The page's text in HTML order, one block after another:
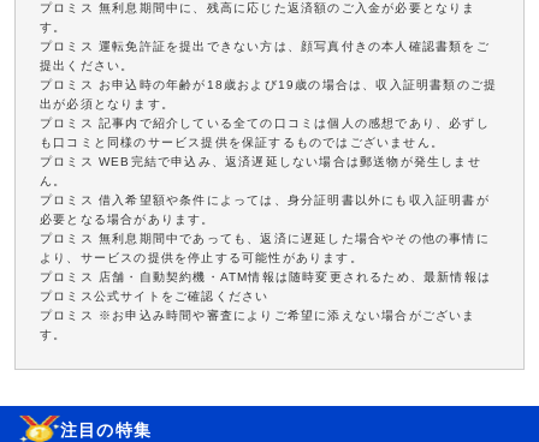
プロミス 無利息期間中に、残高に応じた返済額のご入金が必要となりま
す。
プロミス 運転免許証を提出できない方は、顔写真付きの本人確認書類をご
提出ください。
プロミス お申込時の年齢が18歳および19歳の場合は、収入証明書類のご提
出が必須となります。
プロミス 記事内で紹介している全ての口コミは個人の感想であり、必ずし
も口コミと同様のサービス提供を保証するものではございません。
プロミス WEB完結で申込み、返済遅延しない場合は郵送物が発生しませ
ん。
プロミス 借入希望額や条件によっては、身分証明書以外にも収入証明書が
必要となる場合があります。
プロミス 無利息期間中であっても、返済に遅延した場合やその他の事情に
より、サービスの提供を停止する可能性があります。
プロミス 店舗・自動契約機・ATM情報は随時変更されるため、最新情報は
プロミス公式サイトをご確認ください
プロミス ※お申込み時間や審査によりご希望に添えない場合がございま
す。
注目の特集